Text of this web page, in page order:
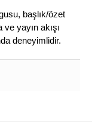
başlık/özet
yayın akışı
deneyimlidir.